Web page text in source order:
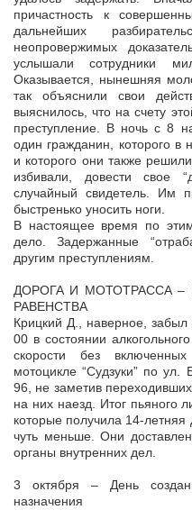
причастность к
дальнейших
неопровержимых
услышали сотрудники
Оказывается, нынешняя
так объяснили свои
выяснилось, что на счету
преступление. В ночь с 8
один гражданин, которого в
и которого они также
избивали, довести свое
случайный свидетель. Им
быстренько уносить ноги.
В настоящее время по
дело. Задержанные
другим преступлениям.
ДОРОГА И МОТОТРАССА
РАВЕНСТВА
Крицкий Д., наверное, забыл
00 в состоянии
скорости без
мотоцикле “Судзуки” по
96, не заметив
на них наезд. Итог пьяного
которые получила 14-
чуть меньше. Они
органы внутренних дел.
3 октября – День
назначения